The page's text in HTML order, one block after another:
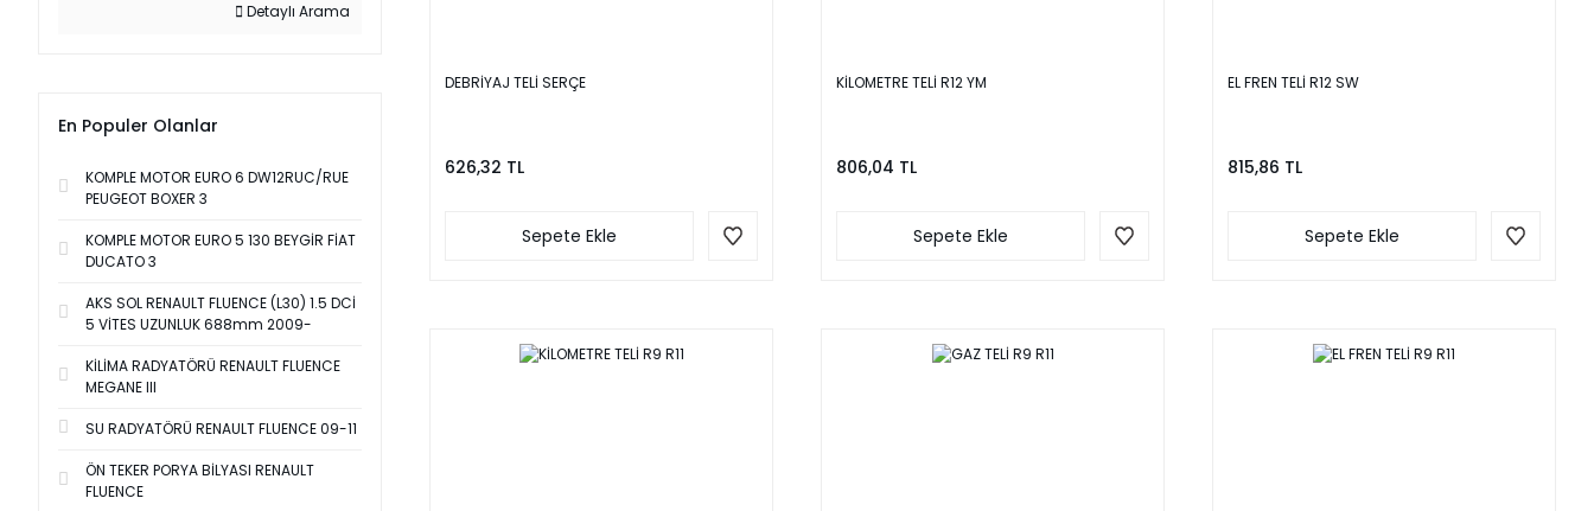
Detaylı Arama
En Populer Olanlar
KOMPLE MOTOR EURO 6 DW12RUC/RUE
PEUGEOT BOXER 3
KOMPLE MOTOR EURO 5 130 BEYGİR FİAT
DUCATO 3
AKS SOL RENAULT FLUENCE (L30) 1.5 DCİ
5 VİTES UZUNLUK 688mm 2009-
KİLİMA RADYATÖRÜ RENAULT FLUENCE
MEGANE III
SU RADYATÖRÜ RENAULT FLUENCE 09-11
ÖN TEKER PORYA BİLYASI RENAULT
FLUENCE
DEBRİYAJ TELİ SERÇE
626,32 TL
Sepete Ekle
KİLOMETRE TELİ R12 YM
806,04 TL
Sepete Ekle
EL FREN TELİ R12 SW
815,86 TL
Sepete Ekle